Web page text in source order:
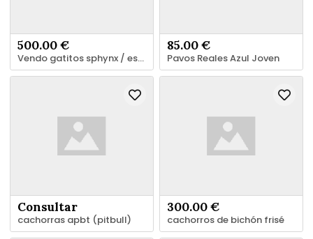
500.00 €
Vendo gatitos sphynx / esfinge / gatos sin pelo
85.00 €
Pavos Reales Azul Joven
Consultar
cachorras apbt (pitbull)
300.00 €
cachorros de bichón frisé